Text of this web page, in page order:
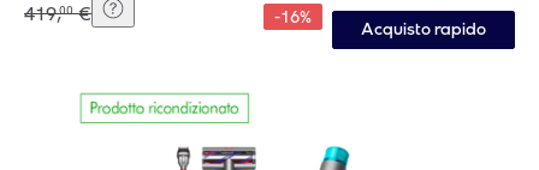
419,00 € -16%
Acquisto rapido